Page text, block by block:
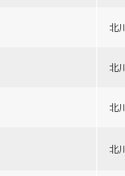
北
北
北
北